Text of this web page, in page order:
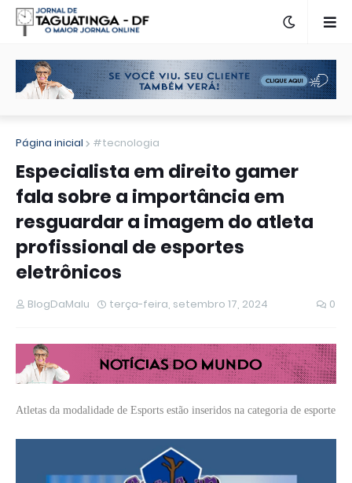
Página inicial #tecnologia
Especialista em direito gamer
fala sobre a importância em
resguardar a imagem do atleta
profissional de esportes
eletrônicos
BlogDaMalu terça-feira, setembro 17, 2024 0
Atletas da modalidade de Esports estão inseridos na categoria de esporte